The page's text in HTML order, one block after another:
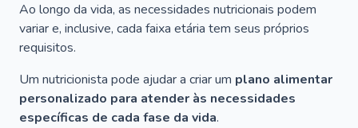
Ao longo da vida, as necessidades nutricionais podem
variar e, inclusive, cada faixa etária tem seus próprios
requisitos.
Um nutricionista pode ajudar a criar um plano alimentar
personalizado para atender às necessidades
específicas de cada fase da vida.